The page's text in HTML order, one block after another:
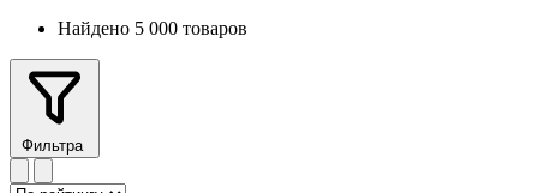
Найдено 5 000 товаров
Фильтра